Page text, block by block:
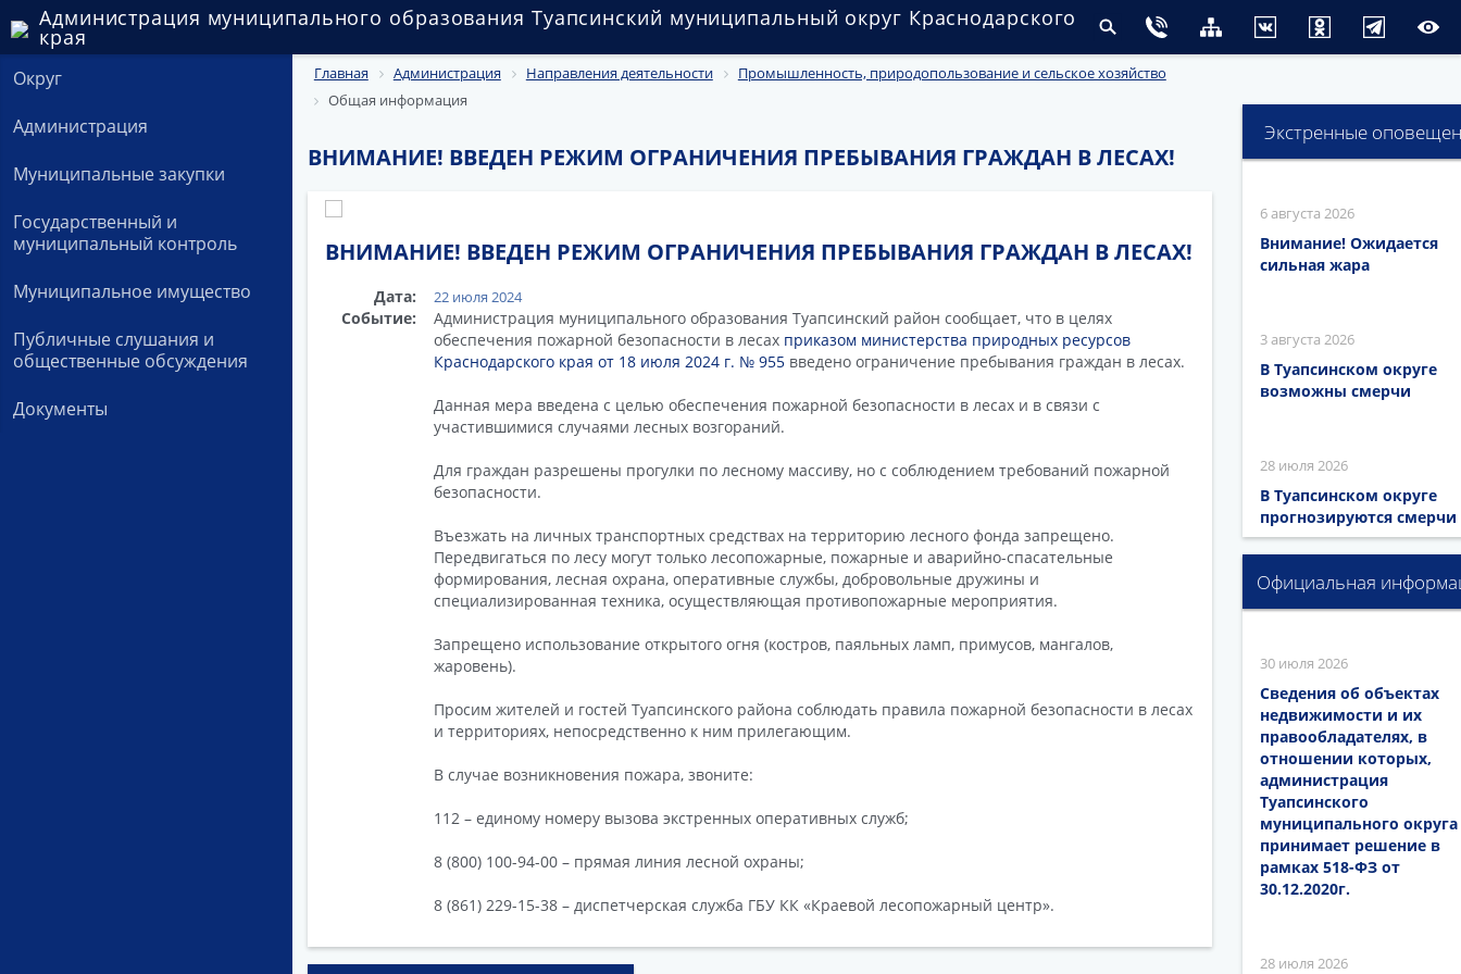
Администрация муниципального образования Туапсинский муниципальный округ Краснодарского
края
Округ
Администрация
Муниципальные закупки
Государственный и
муниципальный контроль
Муниципальное имущество
Публичные слушания и
общественные обсуждения
Документы
Главная Администрация Направления деятельности
Промышленность, природопользование и сельское хозяйство
Общая информация
ВНИМАНИЕ! ВВЕДЕН РЕЖИМ ОГРАНИЧЕНИЯ ПРЕБЫВАНИЯ ГРАЖДАН В ЛЕСАХ!
ВНИМАНИЕ! ВВЕДЕН РЕЖИМ ОГРАНИЧЕНИЯ ПРЕБЫВАНИЯ ГРАЖДАН В ЛЕСАХ!
Дата: 22 июля 2024
Событие:
Администрация муниципального образования Туапсинский район сообщает, что в целях
обеспечения пожарной безопасности в лесах приказом министерства природных ресурсов
Краснодарского края от 18 июля 2024 г. № 955введено ограничение пребывания граждан в лесах.
Данная мера введена с целью обеспечения пожарной безопасности в лесах и в связи с
участившимися случаями лесных возгораний.
Для граждан разрешены прогулки по лесному массиву, но с соблюдением требований пожарной
безопасности.
Въезжать на личных транспортных средствах на территорию лесного фонда запрещено.
Передвигаться по лесу могут только лесопожарные, пожарные и аварийно-спасательные
формирования, лесная охрана, оперативные службы, добровольные дружины и
специализированная техника, осуществляющая противопожарные мероприятия.
Запрещено использование открытого огня (костров, паяльных ламп, примусов, мангалов,
жаровень).
Просим жителей и гостей Туапсинского района соблюдать правила пожарной безопасности в лесах
и территориях, непосредственно к ним прилегающим.
В случае возникновения пожара, звоните:
112 – единому номеру вызова экстренных оперативных служб;
8 (800) 100-94-00 – прямая линия лесной охраны;
8 (861) 229-15-38 – диспетчерская служба ГБУ КК «Краевой лесопожарный центр».
Экстренные
6 августа 2026
Внимание! Ожидается
сильная жара
3 августа 2026
В Туапсинском округе
возможны смерчи
28 июля 2026
В Туапсинском округе
прогнозируются смерчи
Официальная
30 июля 2026
Сведения об объектах
недвижимости и их
правообладателях, в
отношении которых,
администрация
Туапсинского
муниципального округа
принимает решение в
рамках 518-ФЗ от
30.12.2020г.
28 июля 2026